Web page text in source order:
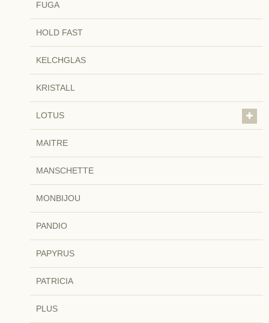
FUGA
HOLD FAST
KELCHGLAS
KRISTALL
LOTUS
MAITRE
MANSCHETTE
MONBIJOU
PANDIO
PAPYRUS
PATRICIA
PLUS